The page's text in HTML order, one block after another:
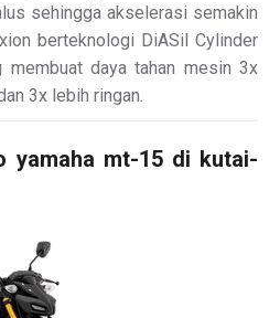
sehingga akselerasi semakin
berteknologi DiASil Cylinder
daya tahan mesin 3x
3x lebih ringan.
yamaha mt-15 di kutai-